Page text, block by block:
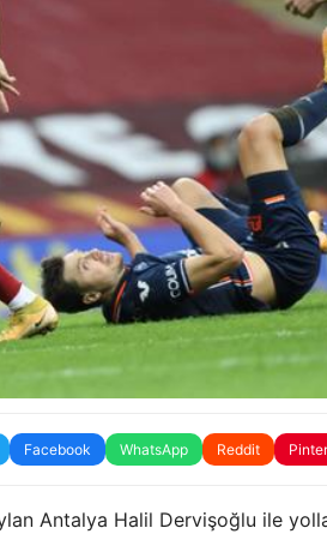
Facebook WhatsApp Reddit
Antalya Halil Dervişoğlu ile